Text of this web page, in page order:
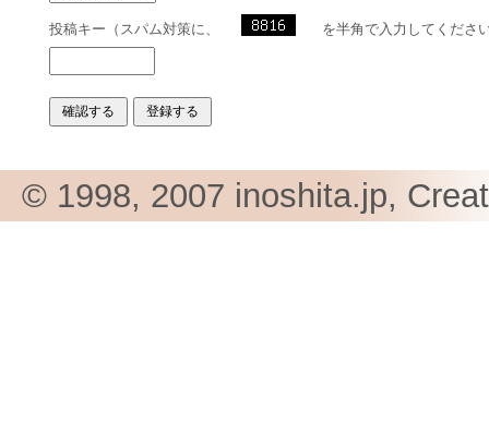
投稿キー（スパム対策に、 を半角で入力してくださ
© 1998, 2007 inoshita.jp,